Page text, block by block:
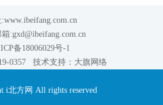
:www.ibeifang.com.cn
:gxd@ibeifang.com.cn
备18006029号-1
0357 技术支持： 大旗网络
i北方网 All rights reserved